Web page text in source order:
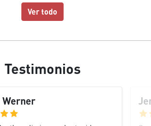
Ver todo
Testimonios